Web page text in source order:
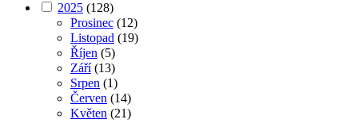
2025 (128)
Prosinec (12)
Listopad (19)
Říjen (5)
Září(13)
Srpen (1)
Červen (14)
Květen (21)